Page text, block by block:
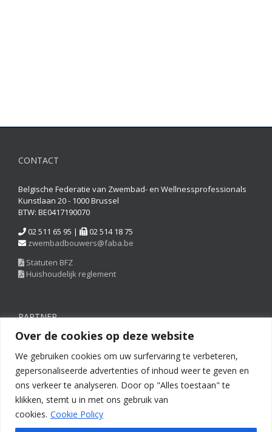
Over de cookies op deze website
We gebruiken cookies om uw surfervaring te verbeteren,
gepersonaliseerde advertenties of inhoud weer te geven en
ons verkeer te analyseren. Door op "Alles toestaan" te
klikken, stemt u in met ons gebruik van
cookies. Cookie Policy
CONTACT
Belgische Federatie van Zwembad- en Wellnessprofessionals
Kunstlaan 20 - 1000 Brussel
BTW: BE0417190070
02 511 65 95 |
02 514 18 75
zwembadbouwers@faba.be
Statuten BFZ
Huishoudelijk reglement
PARTNER